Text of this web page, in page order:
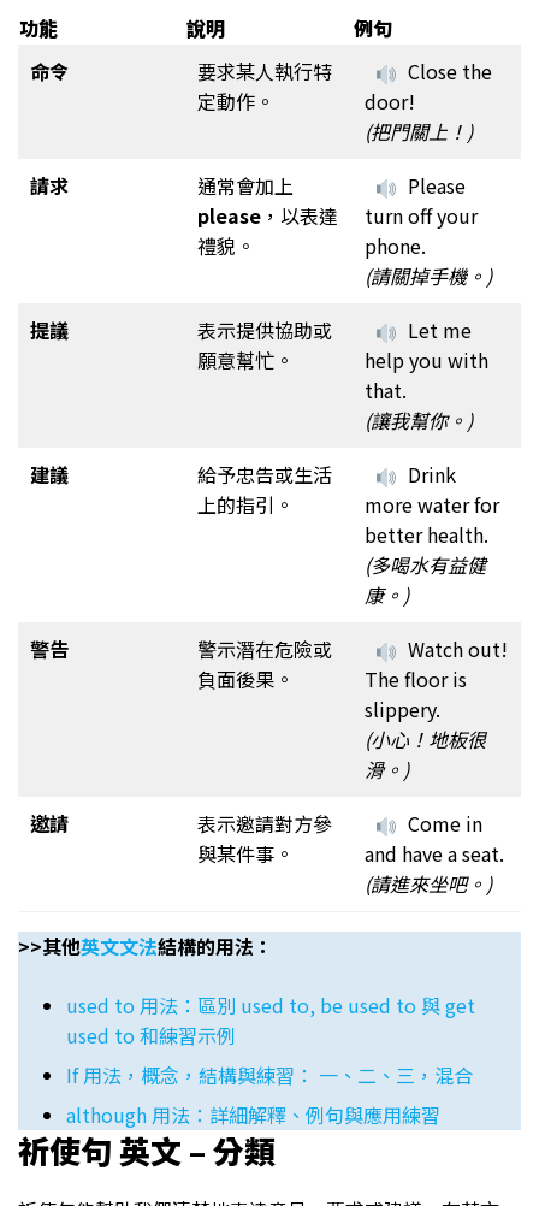
功能 說明
例句
命令
要求某人執行特
定動作。
Close the
door!
(把門關上！)
請求
通常會加上
please ，以表達
禮貌。
Please
turn off your
phone.
(請關掉手機。)
提議
表示提供協助或
願意幫忙。
Let me
help you with
that.
(讓我幫你。)
建議
給予忠告或生活
上的指引。
Drink
more water for
better health.
(多喝水有益健
康。)
警告
警示潛在危險或
負面後果。
Watch out!
The floor is
slippery.
(小心！地板很
滑。)
邀請
表示邀請對方參
與某件事。
Come in
and have a seat.
(請進來坐吧。)
>>其他英文文法結構的用法：
used to 用法：區別 used to, be used to 與 get
used to 和練習示例
If 用法，概念，結構與練習： 一、二、三，混合
although 用法：詳細解釋、例句與應用練習
祈使句 英文 – 分類